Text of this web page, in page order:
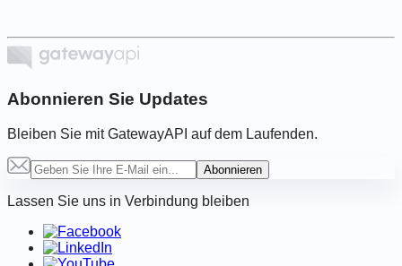
Abonnieren Sie Updates
Bleiben Sie mit GatewayAPI auf dem Laufenden.
Abonnieren
Lassen Sie uns in Verbindung bleiben